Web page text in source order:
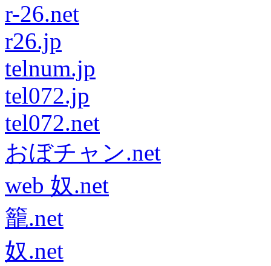
r-26.net
r26.jp
telnum.jp
tel072.jp
tel072.net
おぼチャン.net
web 奴.net
籠.net
奴.net